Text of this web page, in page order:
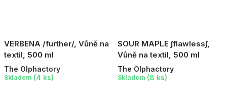
VERBENA /further/, Vůně na
textil, 500 ml
The Olphactory
Skladem (4 ks)
SOUR MAPLE ∫flawless∫,
Vůně na textil, 500 ml
The Olphactory
Skladem (8 ks)